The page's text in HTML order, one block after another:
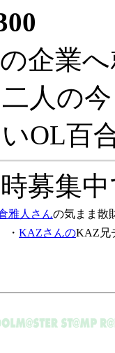
企業
人の
OL百
募集
雅人さんの気まま散
KAZさんのKAZ兄